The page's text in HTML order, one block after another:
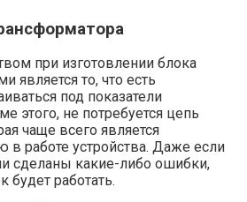
при изготовлении блока
является то, что есть
под показатели
этого, не потребуется цепь
чаще всего является
в работе устройства. Даже если
сделаны какие-либо ошибки,
будет работать.